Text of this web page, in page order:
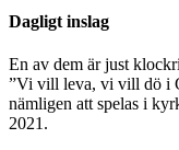
Dagligt inslag
En av dem är just
”Vi vill leva, vi vill dö i
nämligen att spelas i
2021.